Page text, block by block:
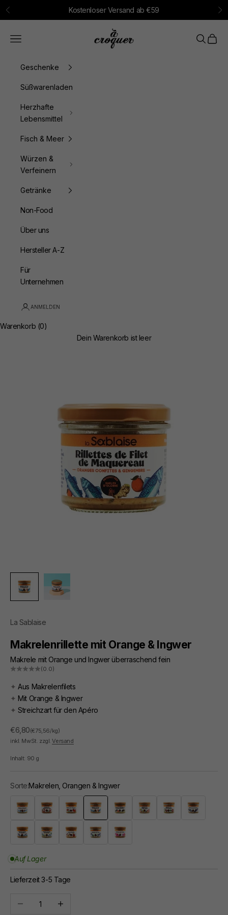
Zum Inhalt springen
Zurück Kostenloser Versand ab €59
à croquer
Menü Suchen
Geschenke
Süßwarenladen
Herzhafte
Lebensmittel
Fisch & Meer
Würzen &
Verfeinern
Getränke
Non-Food
Über uns
Hersteller A-Z
Für
Unternehmen
ANMELDEN
Warenkorb (0)
Dein Warenkorb ist leer
La Sablaise
Makrelenrillette mit Orange & Ingwer
Makrele mit Orange und Ingwer überraschend fein
(0.0)
✦ Aus Makrelenfilets
✦ Mit Orange & Ingwer
✦ Streichzart für den Apéro
Angebot
€6,80(€75,56/kg)
inkl. MwSt. zzgl.Versand
Inhalt: 90 g
Sorte:Makrelen, Orangen & Ingwer
Anchovis, Piment d'Espelette & Oliven
Hummer & Cognac
Krebs & Gewürze
Makrelen, Orangen & Ingwer
Muscheln & Curry
Räucherforelle, Minze &
Jakobsmuschel,
Lachs &
Sardinenfilets & Chorizo
Sardinen, Zitronen & BasilikumThunfisch, Koriander & Basilikum
Tintenfisch & Paprika
Auf Lager
Lieferzeit 3-5 Tage
Anzahl verringernAnzahl erhöhen